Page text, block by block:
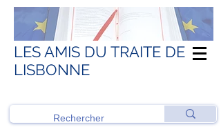
LES AMIS DU TRAITE DE
LISBONNE